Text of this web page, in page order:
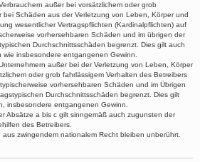
außer bei vorsätzlichem oder grob
bei Schäden aus der Verletzung von Leben, Körper und
wesentlicher Vertragspflichten (Kardinalpflichten) auf
vorhersehbaren Schäden und im übrigen der
Durchschnittsschäden begrenzt. Dies gilt auch
insbesondere entgangenen Gewinn.
außer bei der Verletzung von Leben, Körper
oder grob fahrlässigem Verhalten des Betreibers
vorhersehbaren Schäden und im Übrigen
Durchschnittsschäden begrenzt. Dies gilt
insbesondere entgangenen Gewinn.
Absätze a bis c gilt sinngemäß auch zugunsten der
des Betreibers.
zwingendem nationalem Recht bleiben unberührt.